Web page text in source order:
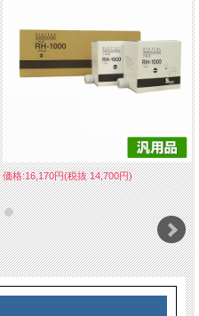
価格:16,170円(税抜 14,700円)